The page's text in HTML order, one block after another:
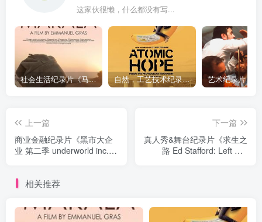
这家伙很懒，什么都没有写...
社会生活纪录片《马加拉 Makala》下载 自然，工艺技术纪录片《原子能的希望 Atomic Hope – Inside the Pro-Nuclear Movement》下载
上一篇
商业金融纪录片《黑市大企
业 第二季 underworld inc.
下一篇
真人秀&舞台纪录片《求生之
路 Ed Stafford: Left For
相关推荐